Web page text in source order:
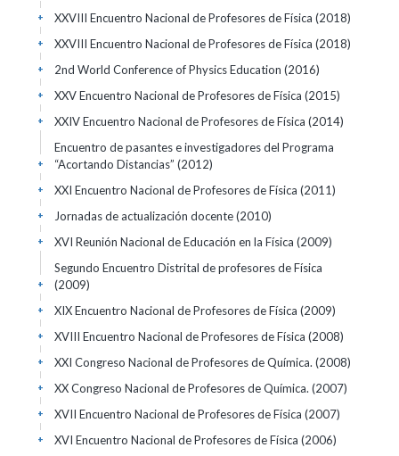
XXVIII Encuentro Nacional de Profesores de Física (2018)
+
XXVIII Encuentro Nacional de Profesores de Física (2018)
+
2nd World Conference of Physics Education (2016)
+
XXV Encuentro Nacional de Profesores de Física (2015)
+
XXIV Encuentro Nacional de Profesores de Física (2014)
+
Encuentro de pasantes e investigadores del Programa
“Acortando Distancias” (2012)
+
XXI Encuentro Nacional de Profesores de Física (2011)
+
Jornadas de actualización docente(2010)
+
XVI Reunión Nacional de Educación en la Física (2009)
+
Segundo Encuentro Distrital de profesores de Física
(2009)
+
XIX Encuentro Nacional de Profesores de Física (2009)
+
XVIII Encuentro Nacional de Profesores de Física (2008)
+
XXI Congreso Nacional de Profesores de Química. (2008)
+
XX Congreso Nacional de Profesores de Química. (2007)
+
XVII Encuentro Nacional de Profesores de Física (2007)
+
XVI Encuentro Nacional de Profesores de Física (2006)
+